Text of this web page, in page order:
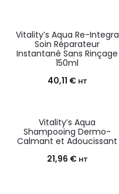
Vitality’s Aqua Re-Integra
Soin Réparateur
Instantané Sans Rinçage
150ml
40,11 € HT
Vitality’s Aqua
Shampooing Dermo-
Calmant et Adoucissant
21,96 € HT